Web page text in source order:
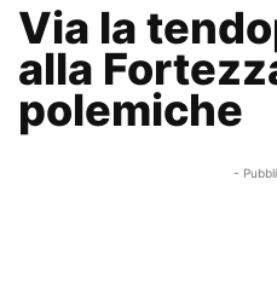
Via la
alla
polemiche
-